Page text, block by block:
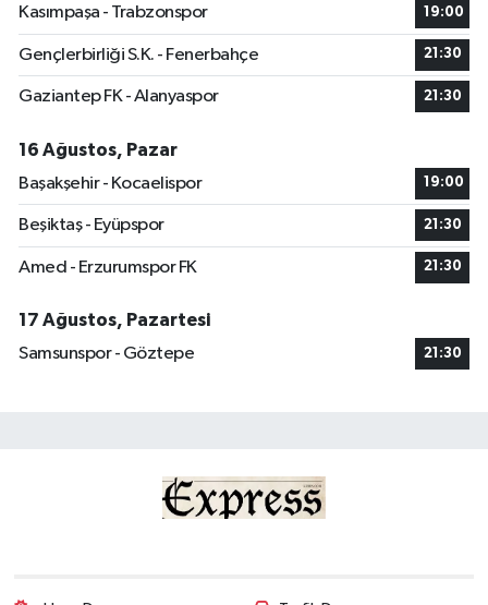
Kasımpaşa - Trabzonspor 19:00
Gençlerbirliği S.K. - Fenerbahçe 21:30
Gaziantep FK - Alanyaspor 21:30
16 Ağustos, Pazar
Başakşehir - Kocaelispor
19:00
Beşiktaş - Eyüpspor 21:30
Amed - Erzurumspor FK 21:30
17 Ağustos, Pazartesi
Samsunspor - Göztepe
21:30